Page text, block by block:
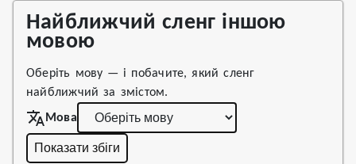
Найближчий сленг іншою
мовою
Оберіть мову — і побачите, який сленг
найближчий за змістом.
Мова
Показати збіги